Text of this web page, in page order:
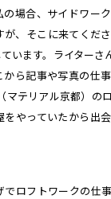
の場合、サイドワー
が、そこに来てくだ
います。ライターさ
ら記事や写真の仕
マテリアル京都）の
をやっていたから出
でロフトワークの仕